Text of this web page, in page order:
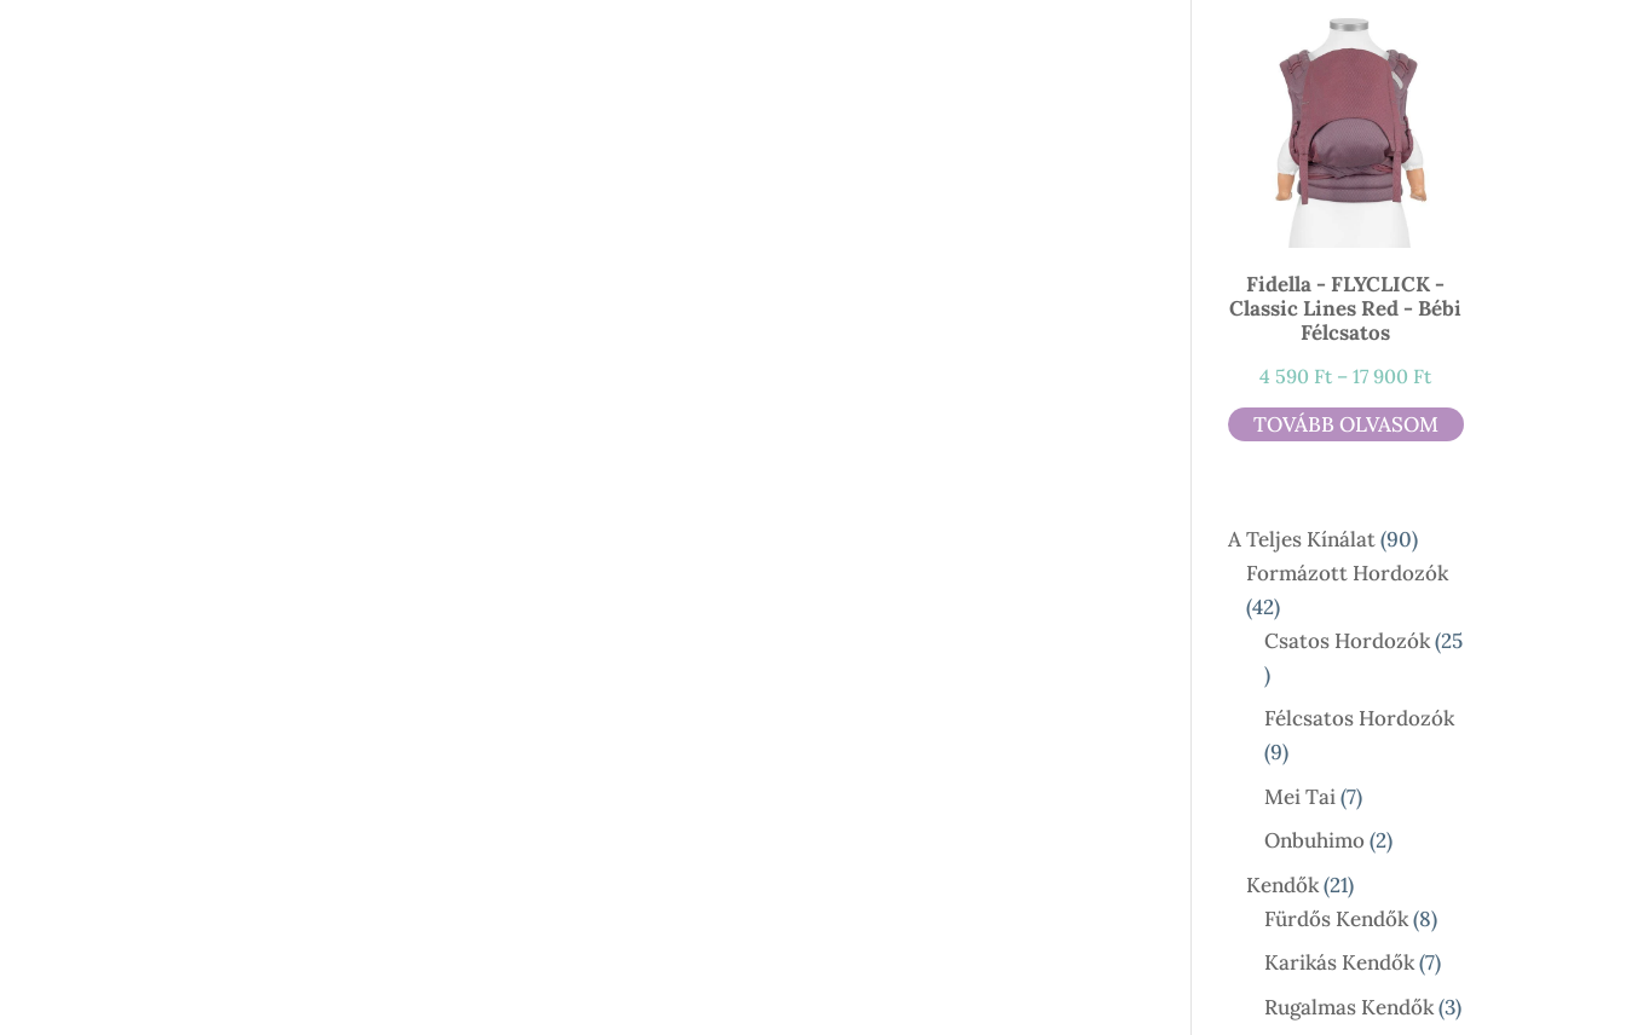
Fidella - FLYCLICK -
Classic Lines Red - Bébi
Félcsatos
4 590 Ft – 17 900 FtÁrtartomány:
4
590 Ft
TOVÁBB OLVASOM
A Teljes Kínálat 9090
Termék
Formázott Hordozók
4242
Termék
Csatos Hordozók 25
25
Termék
Félcsatos Hordozók
99
Termék
Mei Tai 77
Termék
Onbuhimo 22
Kendők 2121
Termék
Fürdős Kendők 88
Termék
Karikás Kendők 77
Termék
Rugalmas Kendők 33